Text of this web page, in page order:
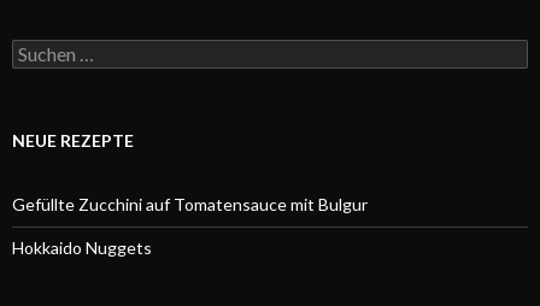
Suchen
nach:
NEUE REZEPTE
Gefüllte Zucchini auf Tomatensauce mit Bulgur
Hokkaido Nuggets